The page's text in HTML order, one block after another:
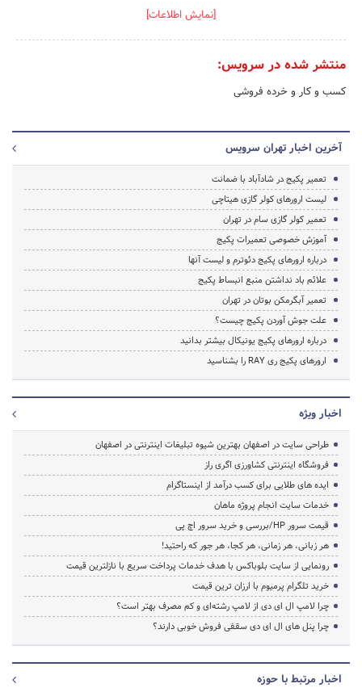
[نمایش اطلاعات]
منتشر شده در سرویس:
کسب و کار و خرده فروشی
آخرین اخبار تهران سرویس
تعمیر پکیج در شادآباد با ضمانت
لیست ارورهای کولر گازی هیتاچی
تعمیر کولر گازی سام در تهران
آموزش خصوصی تعمیرات پکیج
درباره ارورهای پکیج دئوترم و لیست آنها
علائم باد نداشتن منبع انبساط پکیج
تعمیر آبگرمکن بوتان در تهران
علت جوش آوردن پکیج چیست؟
درباره ارورهای پکیج یونیکال بیشتر بدانید
ارورهای پکیج ری RAY را بشناسید
اخبار ویژه
طراحی سایت در اصفهان بهترین شیوه تبلیغات اینترنتی در اصفهان
فروشگاه اینترنتی کشاورزی اگری راز
ایده های طلایی برای کسب درآمد از اینستاگرام
خدمات سایت انجام پروژه ماهان
قیمت سرور HP/بررسی و خرید سرور اچ پی
هر زبانی، هر زمانی، هر کجا، هر جور که راحتید!
رونمایی از سایت بلوباکس با هدف خدمات پرداخت سریع با نازلترین قیمت
خرید تلگرام پرمیوم با ارزان ترین قیمت
چرا لامپ ال ای دی از لامپ رشته‌ای و کم مصرف بهتر است؟
چرا پنل های ال ای دی سقفی فروش خوبی دارند؟
اخبار مرتبط با حوزه